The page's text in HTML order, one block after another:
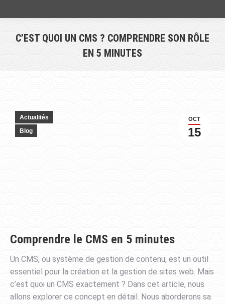
C’EST QUOI UN CMS ? COMPRENDRE SON RÔLE
EN 5 MINUTES
OCT
15
Actualités
Blog
Comprendre le CMS en 5 minutes
Un CMS, ou système de gestion de contenu, est un outil
essentiel pour la création et la gestion de sites web. Mais
c’est quoi un CMS exactement ? Dans cet article, nous
allons explorer ce concept en détail. Nous aborderons sa